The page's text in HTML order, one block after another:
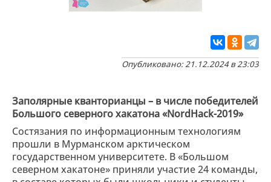
Опубликовано: 21.12.2024 в 23:03
Заполярные кванторианцы – в числе победителей
Большого северного хакатона «NordHack-2019»
Состязания по информационным технологиям
прошли в Мурманском арктическом
государственном университете. В «Большом
северном хакатоне» приняли участие 24 команды,